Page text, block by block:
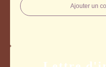
Ajouter un